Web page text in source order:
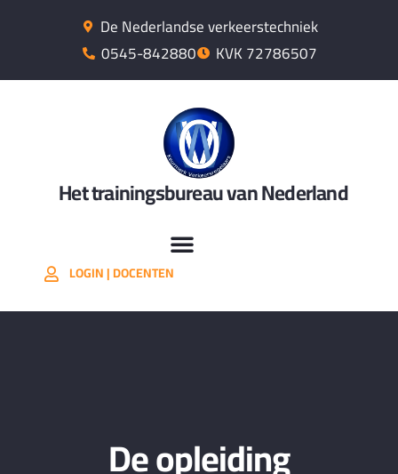
De Nederlandse verkeerstechniek
0545-842880
KVK 72786507
Het trainingsbureau van Nederland
LOGIN | DOCENTEN
De opleiding